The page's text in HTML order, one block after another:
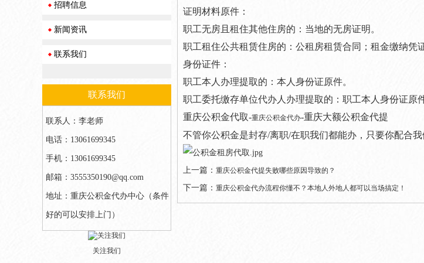
招聘信息
新闻资讯
联系我们
联系我们
联系人：李老师
电话：13061699345
手机：13061699345
邮箱：3555350190@qq.com
地址：重庆公积金代办中心（条件
好的可以安排上门）
关注我们
证明材料原件：
职工无房且租住其他住房的： 当地的无房证明。
职工租住公共租赁住房的： 公租房租赁合同；租金缴纳凭证
身份证件：
职工本人办理提取的：本人身份证原件。
职工委托缴存单位代办人办理提取的： 职工本人身份证原
重庆公积金代取-重庆公积金代办-重庆大额公积金代提
不管你公积金是封存/离职/在职我们都能办， 只要你配合
上一篇： 重庆公积金代提失败哪些原因导致的？
下一篇： 重庆公积金代办流程你懂不？本地人外地人都可以当场搞定！